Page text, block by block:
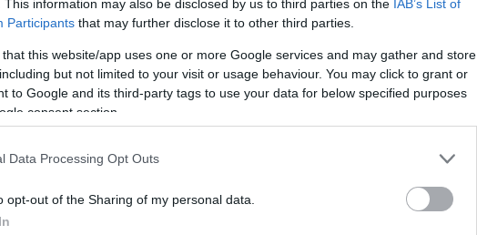
This information may also be disclosed by us to third parties on the IAB’s List of
Participants that may further disclose it to other third parties.
that this website/app uses one or more Google services and may gather and store
but not limited to your visit or usage behaviour. You may click to grant or
to Google and its third-party tags to use your data for below specified purposes
consent section.
Data Processing Opt Outs
opt-out of the Sharing of my personal data.
του δικαστικού συστήματος
λόγο που
«ήταν αναγκασμένοι να
μια στρατηγική μάχη».
παρόλο που αισθάνθηκε ότι είχε την
ότι ίσως χρειαστεί να εξαπολύσει την